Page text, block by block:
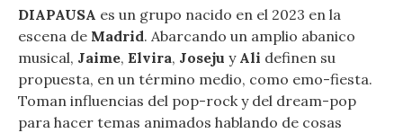
DIAPAUSA es un grupo nacido en el 2023 en la
escena de Madrid. Abarcando un amplio abanico
musical, Jaime, Elvira, Joseju y Ali definen su
propuesta, en un término medio, como emo-fiesta.
Toman influencias del pop-rock y del dream-pop
para hacer temas animados hablando de cosas